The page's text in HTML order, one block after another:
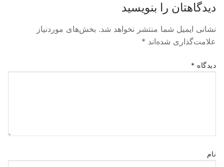
دیدگاهتان را بنویسید
نشانی ایمیل شما منتشر نخواهد شد. بخش‌های موردنیاز
علامت‌گذاری شده‌اند *
دیدگاه *
نام